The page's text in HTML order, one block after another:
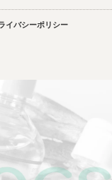
イバシーポリシー